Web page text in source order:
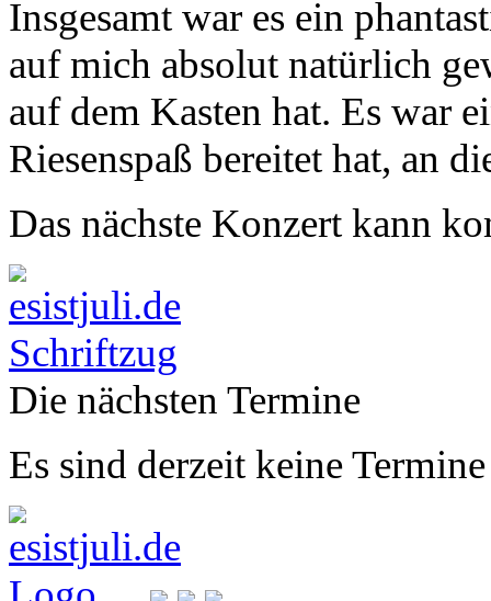
Insgesamt war es ein
auf mich absolut natürlich
auf dem Kasten hat. Es war
Riesenspaß bereitet hat, an
Das nächste Konzert kann
Die nächsten Termine
Es sind derzeit keine